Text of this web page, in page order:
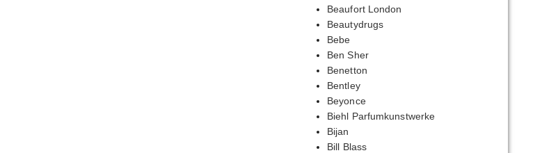
Beaufort London
Beautydrugs
Bebe
Ben Sher
Benetton
Bentley
Beyonce
Biehl Parfumkunstwerke
Bijan
Bill Blass